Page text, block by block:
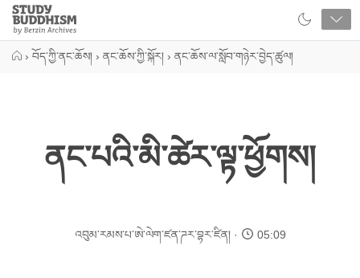
Close
Study
Buddhism
Home
› བོད་ཀྱི་ནང་ཆོས། › ནང་ཆོས་ཀྱི་སྐོར། › ནང་ཆོས་ལ་སློབ་གཉེར་བྱེད་ཚུལ།
ནང་པའི་མི་ཚེར་ལྟ་ཕྱོགས།
འབུམ་རམས་པ་ཨེ་ལེག་ཛན་ཌར་བྷར་ཛིན། 05:09